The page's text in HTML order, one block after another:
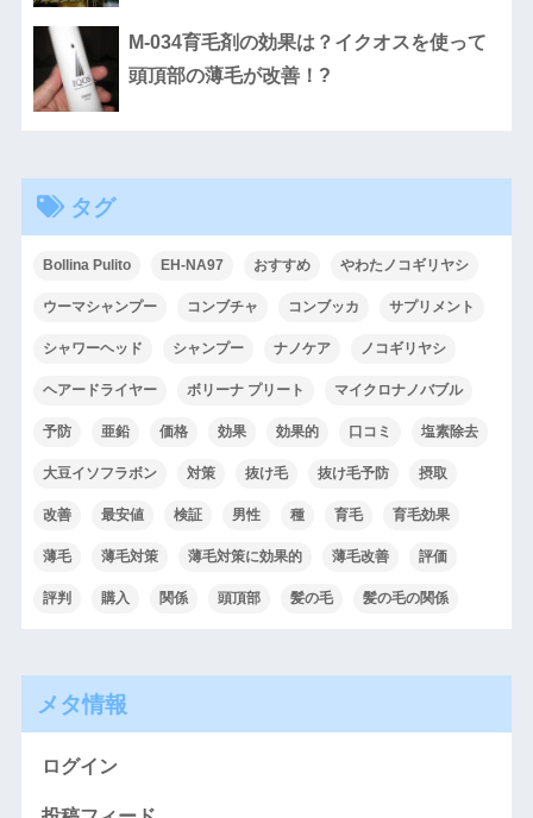
M-034育毛剤の効果は？イクオスを使って
頭頂部の薄毛が改善！?
タグ
Bollina Pulito EH-NA97 おすすめ やわたノコギリヤシ
ウーマシャンプー コンブチャ コンブッカ サプリメント
シャワーヘッド シャンプー ナノケア ノコギリヤシ
ヘアードライヤー ボリーナ プリート マイクロナノバブル
予防 亜鉛 価格 効果 効果的 口コミ 塩素除去
大豆イソフラボン 対策 抜け毛 抜け毛予防 摂取
改善 最安値 検証 男性 種 育毛 育毛効果
薄毛 薄毛対策 薄毛対策に効果的 薄毛改善 評価
評判 購入 関係 頭頂部 髪の毛 髪の毛の関係
メタ情報
ログイン